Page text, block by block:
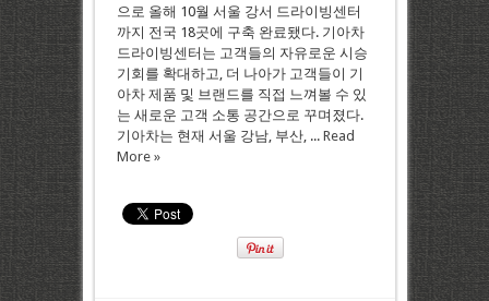
으로 올해 10월 서울 강서 드라이빙센터
까지 전국 18곳에 구축 완료됐다. 기아차
드라이빙센터는 고객들의 자유로운 시승
기회를 확대하고, 더 나아가 고객들이 기
아차 제품 및 브랜드를 직접 느껴볼 수 있
는 새로운 고객 소통 공간으로 꾸며졌다.
기아차는 현재 서울 강남, 부산, ... Read
More »